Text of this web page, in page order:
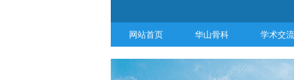
网站首页 华山骨科 学术交流